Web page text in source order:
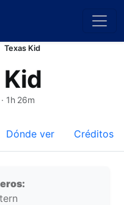
Texas Kid
1h 26m
Dónde ver Créditos